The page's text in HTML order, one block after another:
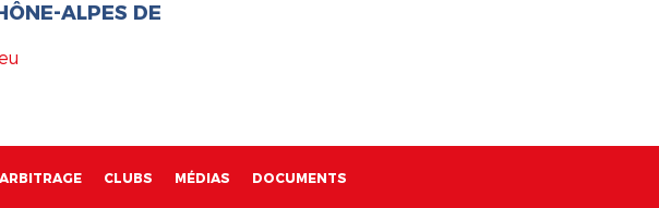
ALPES DE
ARBITRAGE CLUBS MÉDIAS DOCUMENTS